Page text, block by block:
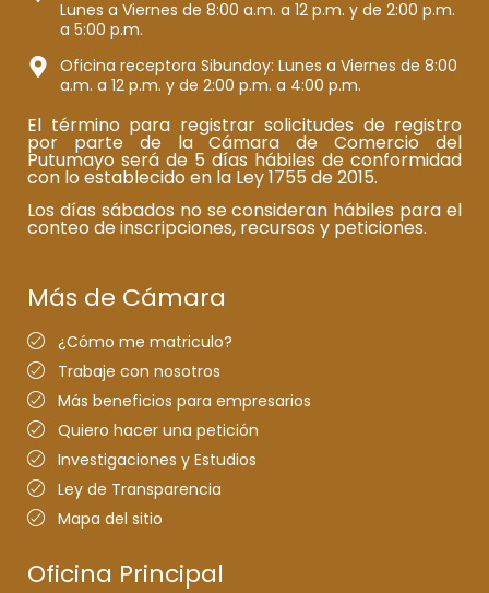
Lunes a Viernes de 8:00 a.m. a 12 p.m. y de 2:00 p.m.
a 5:00 p.m.
Oficina receptora Sibundoy: Lunes a Viernes de 8:00
a.m. a 12 p.m. y de 2:00 p.m. a 4:00 p.m.
El término para registrar solicitudes de registro
por parte de la Cámara de Comercio del
Putumayo será de 5 días hábiles de conformidad
con lo establecido en la Ley 1755 de 2015.
Los días sábados no se consideran hábiles para el
conteo de inscripciones, recursos y peticiones.
Más de Cámara
¿Cómo me matriculo?
Trabaje con nosotros
Más beneficios para empresarios
Quiero hacer una petición
Investigaciones y Estudios
Ley de Transparencia
Mapa del sitio
Oficina Principal